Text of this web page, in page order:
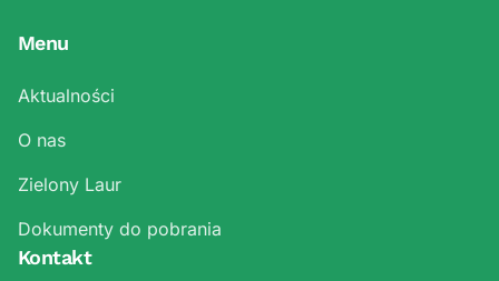
Menu
Aktualności
O nas
Zielony Laur
Dokumenty do pobrania
Kontakt